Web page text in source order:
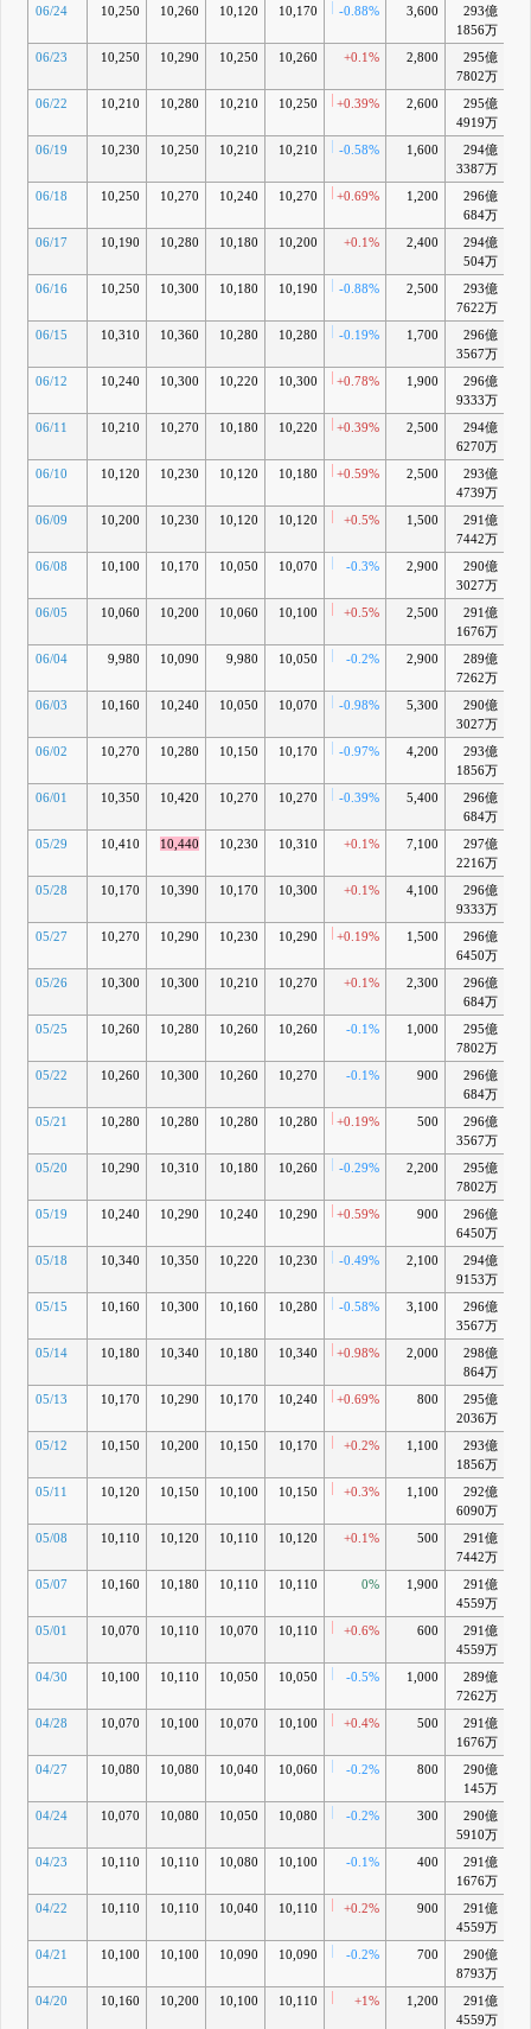
06/24 10,250 10,260 10,120 10,170 -0.88% 3,600
293億
1856万
06/23 10,250 10,290 10,250 10,260 +0.1% 2,800
295億
7802万
06/22 10,210 10,280 10,210 10,250 +0.39% 2,600
295億
4919万
06/19 10,230 10,250 10,210 10,210 -0.58% 1,600
294億
3387万
06/18 10,250 10,270 10,240 10,270 +0.69% 1,200
296億
684万
06/17 10,190 10,280 10,180 10,200 +0.1% 2,400
294億
504万
06/16 10,250 10,300 10,180 10,190 -0.88% 2,500
293億
7622万
06/15 10,310 10,360 10,280 10,280 -0.19% 1,700
296億
3567万
06/12 10,240 10,300 10,220 10,300 +0.78% 1,900
296億
9333万
06/11 10,210 10,270 10,180 10,220 +0.39% 2,500
294億
6270万
06/10 10,120 10,230 10,120 10,180 +0.59% 2,500
293億
4739万
06/09 10,200 10,230 10,120 10,120 +0.5% 1,500
291億
7442万
06/08 10,100 10,170 10,050 10,070 -0.3% 2,900
290億
3027万
06/05 10,060 10,200 10,060 10,100 +0.5% 2,500
291億
1676万
06/04 9,980 10,090 9,980 10,050 -0.2% 2,900
289億
7262万
06/03 10,160 10,240 10,050 10,070 -0.98% 5,300
290億
3027万
06/02 10,270 10,280 10,150 10,170 -0.97% 4,200
293億
1856万
06/01 10,350 10,420 10,270 10,270 -0.39% 5,400
296億
684万
05/29 10,410 10,440 10,230 10,310 +0.1% 7,100
297億
2216万
05/28 10,170 10,390 10,170 10,300 +0.1% 4,100
296億
9333万
05/27 10,270 10,290 10,230 10,290 +0.19% 1,500
296億
6450万
05/26 10,300 10,300 10,210 10,270 +0.1% 2,300
296億
684万
05/25 10,260 10,280 10,260 10,260 -0.1% 1,000
295億
7802万
05/22
10,260 10,300 10,260 10,270 -0.1% 900
296億
684万
05/21 10,280 10,280 10,280 10,280 +0.19% 500
296億
3567万
05/20 10,290 10,310 10,180 10,260 -0.29% 2,200
295億
7802万
05/19 10,240 10,290 10,240 10,290 +0.59% 900
296億
6450万
05/18 10,340 10,350 10,220 10,230 -0.49% 2,100
294億
9153万
05/15 10,160 10,300 10,160 10,280 -0.58% 3,100
296億
3567万
05/14 10,180 10,340 10,180 10,340 +0.98% 2,000
298億
864万
05/13 10,170 10,290 10,170 10,240 +0.69% 800
295億
2036万
05/12 10,150 10,200 10,150 10,170 +0.2% 1,100
293億
1856万
05/11 10,120 10,150 10,100 10,150 +0.3% 1,100
292億
6090万
05/08 10,110 10,120 10,110 10,120 +0.1% 500
291億
7442万
05/07 10,160 10,180 10,110 10,110 0% 1,900
291億
4559万
05/01 10,070 10,110 10,070 10,110 +0.6% 600
291億
4559万
04/30 10,100 10,110 10,050 10,050 -0.5% 1,000
289億
7262万
04/28 10,070 10,100 10,070 10,100 +0.4% 500
291億
1676万
04/27 10,080 10,080 10,040 10,060 -0.2% 800
290億
145万
04/24 10,070 10,080 10,050 10,080 -0.2% 300
290億
5910万
04/23 10,110 10,110 10,080 10,100 -0.1% 400
291億
1676万
04/22 10,110 10,110 10,040 10,110 +0.2% 900
291億
4559万
04/21 10,100 10,100 10,090 10,090 -0.2% 700
290億
8793万
04/20 10,160 10,200 10,100 10,110 +1% 1,200
291億
4559万